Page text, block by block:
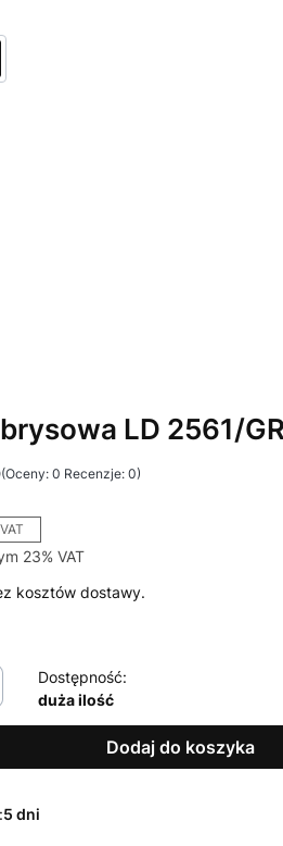
LD 2561/
(Oceny: 0 Recenzje: 0)
23% VAT
23% VAT
kosztów dostawy.
Dostępność:
duża ilość
Dodaj do koszyka
5 dni